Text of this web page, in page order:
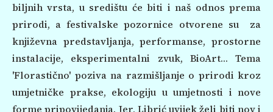
biljnih vrsta, u središtu će biti i naš odnos prema
prirodi, a festivalske pozornice otvorene su za
književna predstavljanja, performanse, prostorne
instalacije, eksperimentalni zvuk, BioArt… Tema
'Florastično' poziva na razmišljanje o prirodi kroz
umjetničke prakse, ekologiju u umjetnosti i nove
forme pripovijedanja. Jer, Librić uvijek želi biti nov i